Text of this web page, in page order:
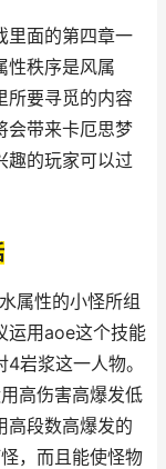
里面的第四章一
性秩序是风属
所要寻觅的内容
会带来卡厄思梦
趣的玩家可以过
属性的小怪所组
运用aoe这个技能
岩浆这一人物。
高伤害高爆发低
高段数高爆发的
，而且能使怪物